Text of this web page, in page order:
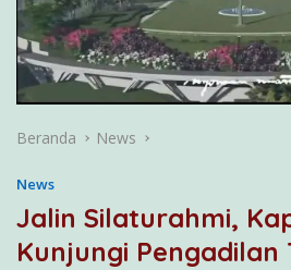
Beranda News
News
Jalin Silaturahmi,
Kunjungi Pengadilan